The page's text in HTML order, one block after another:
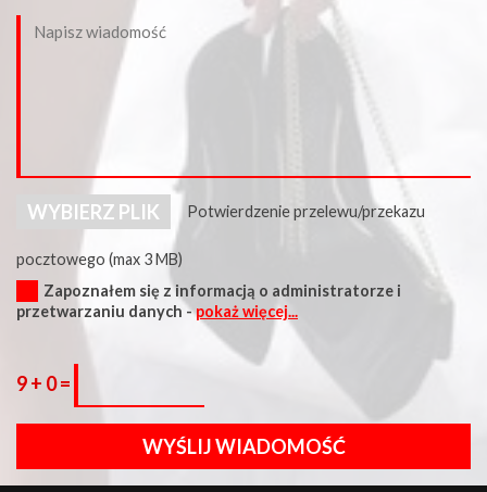
WYBIERZ PLIK Potwierdzenie przelewu/przekazu
pocztowego (max 3 MB)
Zapoznałem się z informacją o administratorze i
przetwarzaniu danych -pokaż więcej...
9 + 0 =
WYŚLIJ WIADOMOŚĆ